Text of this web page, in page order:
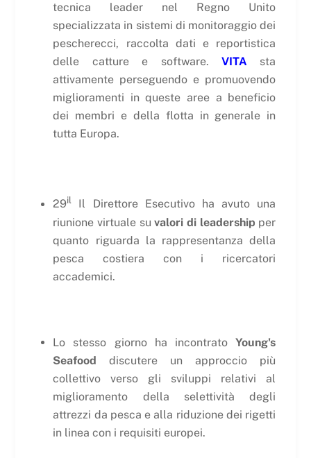
tecnica leader nel Regno Unito
specializzata in sistemi di monitoraggio dei
pescherecci, raccolta dati e reportistica
delle catture e software. VITA sta
attivamente perseguendo e promuovendo
miglioramenti in queste aree a beneficio
dei membri e della flotta in generale in
tutta Europa.
29il
Il Direttore Esecutivo ha avuto una
riunione virtuale suvalori di leadership per
quanto riguarda la rappresentanza della
pesca costiera con i ricercatori
accademici.
Lo stesso giorno ha incontrato Young's
Seafood discutere un approccio più
collettivo verso gli sviluppi relativi al
miglioramento della selettività degli
attrezzi da pesca e alla riduzione dei rigetti
in linea con i requisiti europei.